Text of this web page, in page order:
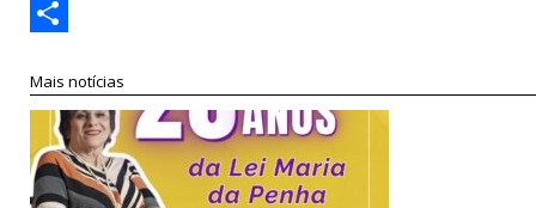
Link
Print
Mais notícias